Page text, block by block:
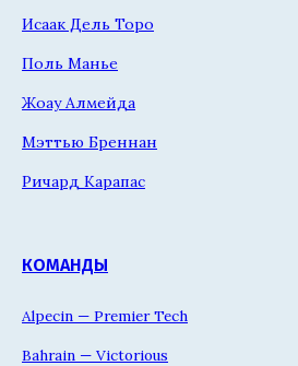
Исаак Дель Торо
Поль Манье
Жоау Алмейда
Мэттью Бреннан
Ричард Карапас
КОМАНДЫ
Alpecin — Premier Tech
Bahrain — Victorious